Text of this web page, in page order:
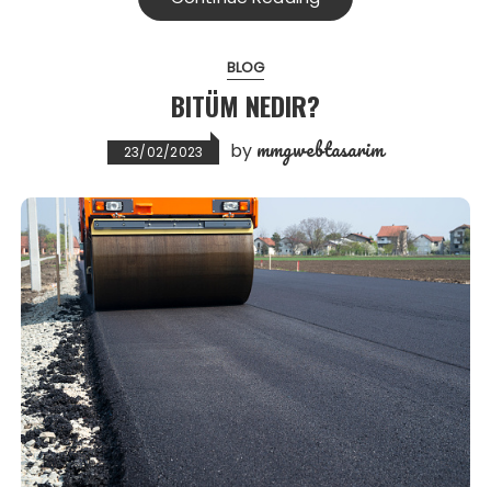
BLOG
BITÜM NEDIR?
23/02/2023 by mmgwebtasarim